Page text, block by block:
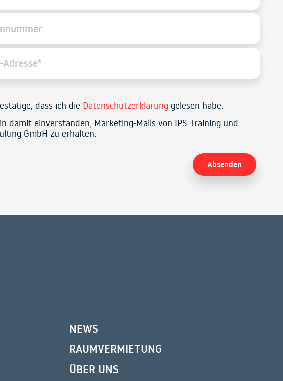
dass ich die Datenschutzerklärung gelesen habe.
damit einverstanden, Marketing-Mails von IPS Training und
GmbH zu erhalten.
NEWS
RAUMVERMIETUNG
ÜBER UNS